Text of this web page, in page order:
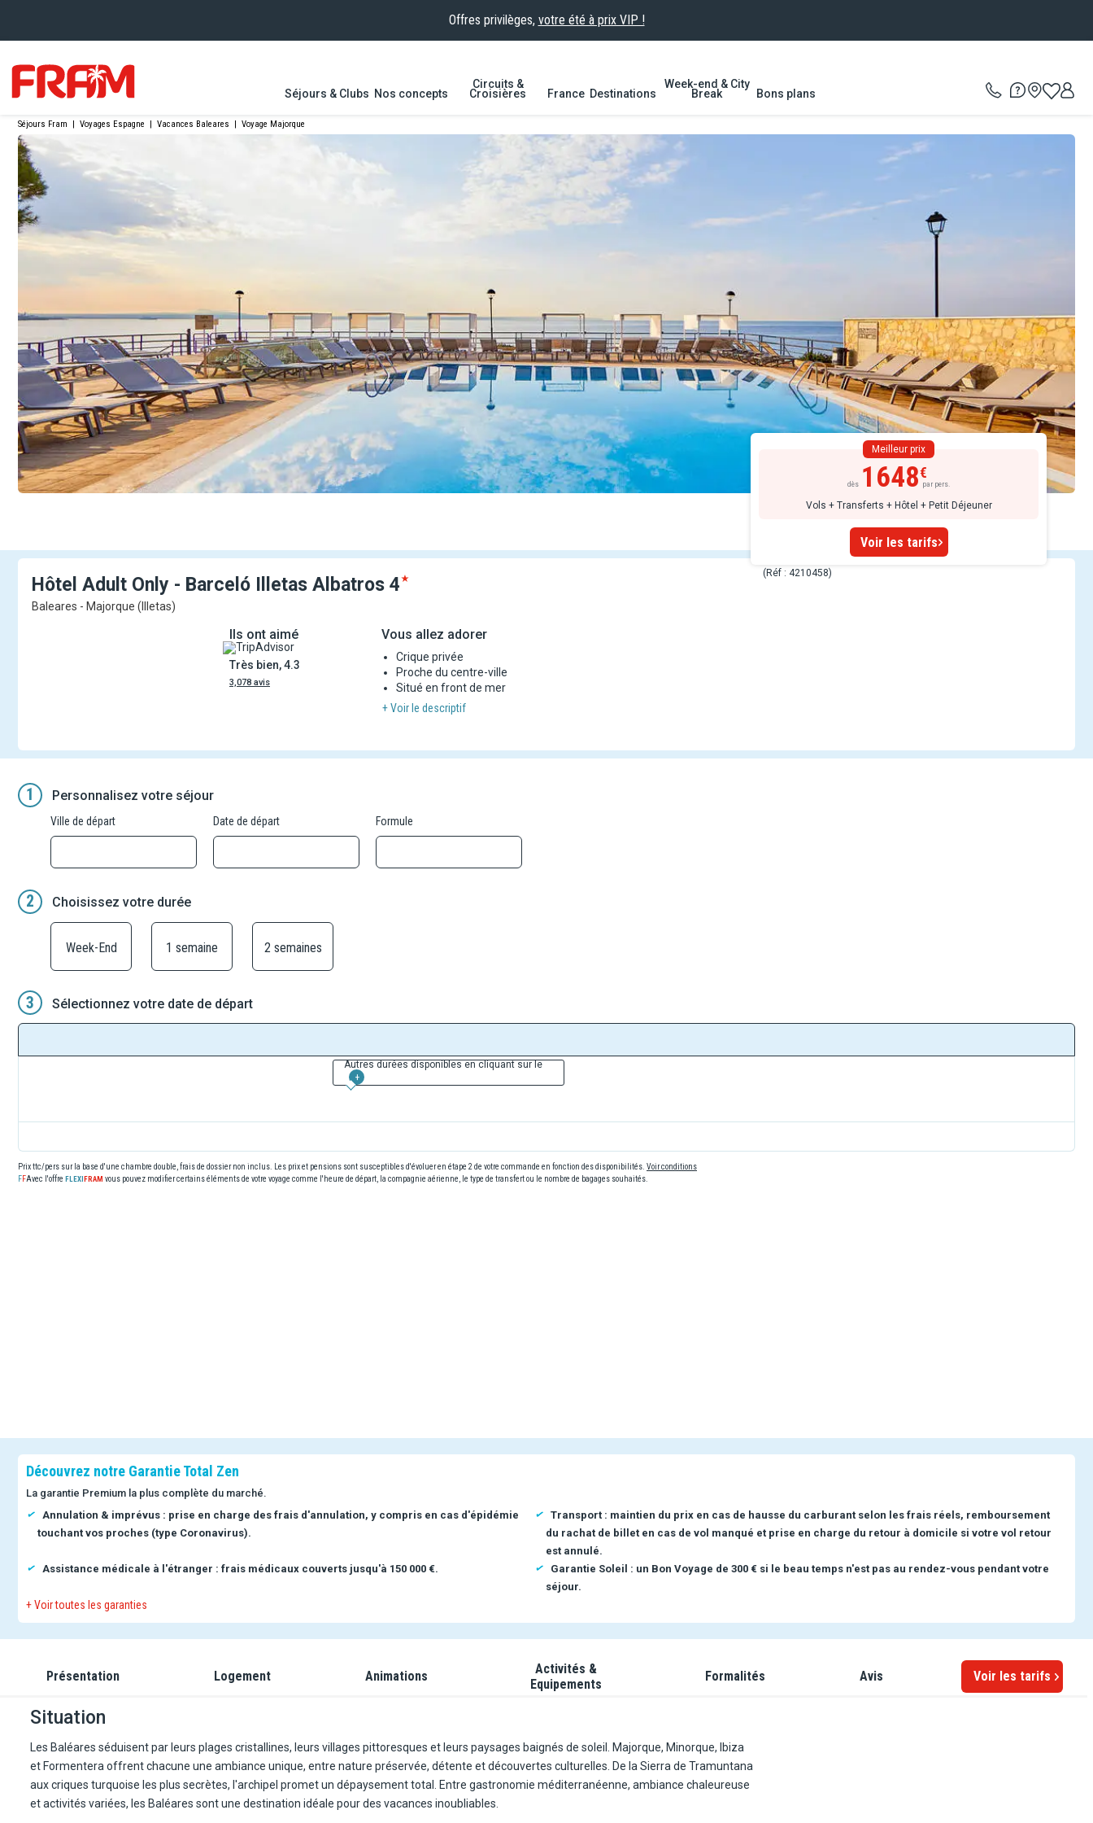
Offres privilèges, votre été à prix VIP !
Séjours & Clubs Nos concepts
Circuits &
Croisières France Destinations
Week-end & City
Break Bons plans
Séjours Fram | Voyages Espagne | Vacances Baleares | Voyage Majorque
Meilleur prix
dès 1648 par pers.
Vols + Transferts + Hôtel + Petit Déjeuner
Voir les tarifs
(Réf : 4210458)
Hôtel Adult Only - Barceló Illetas Albatros 4
Baleares - Majorque (Illetas)
Ils ont aimé
Très bien, 4.3
3,078 avis
Vous allez adorer
Crique privée
Proche du centre-ville
Situé en front de mer
+ Voir le descriptif
1 Personnalisez votre séjour
Ville de départ Date de départ Formule
2 Choisissez votre durée
Week-End 1 semaine 2 semaines
3 Sélectionnez votre date de départ
Autres durées disponibles en cliquant sur le
+
Prix ttc/pers sur la base d'une chambre double, frais de dossier non inclus. Les prix et pensions sont susceptibles d'évoluer en étape 2 de votre commande en fonction des disponibilités. Voir conditions
Avec l'offre
vous pouvez modifier certains éléments de votre voyage comme l'heure de départ, la compagnie aérienne, le type de transfert ou le nombre de bagages souhaités.
Découvrez notre Garantie Total Zen
La garantie Premium la plus complète du marché.
Annulation & imprévus : prise en charge des frais d'annulation, y compris en cas d'épidémie
touchant vos proches (type Coronavirus).
Transport : maintien du prix en cas de hausse du carburant selon les frais réels, remboursement
du rachat de billet en cas de vol manqué et prise en charge du retour à domicile si votre vol retour
est annulé.
Assistance médicale à l'étranger : frais médicaux couverts jusqu'à 150 000 €.
Garantie Soleil : un Bon Voyage de 300 € si le beau temps n'est pas au rendez-vous pendant votre
séjour.
+ Voir toutes les garanties
Présentation Logement Animations
Activités &
Equipements
Formalités Avis Voir les tarifs
Situation
Les Baléares séduisent par leurs plages cristallines, leurs villages pittoresques et leurs paysages baignés de soleil. Majorque, Minorque, Ibiza
et Formentera offrent chacune une ambiance unique, entre nature préservée, détente et découvertes culturelles. De la Sierra de Tramuntana
aux criques turquoise les plus secrètes, l'archipel promet un dépaysement total. Entre gastronomie méditerranéenne, ambiance chaleureuse
et activités variées, les Baléares sont une destination idéale pour des vacances inoubliables.